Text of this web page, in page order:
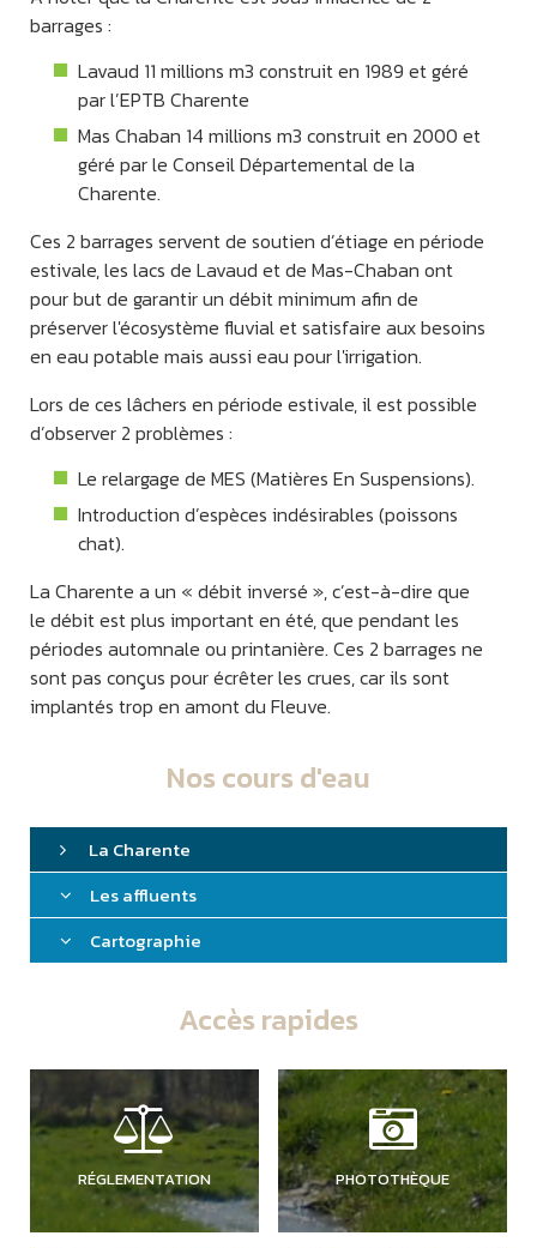
barrages :
Lavaud 11 millions m3 construit en 1989 et géré
par l’EPTB Charente
Mas Chaban 14 millions m3 construit en 2000 et
géré par le Conseil Départemental de la
Charente.
Ces 2 barrages servent de soutien d’étiage en période
estivale, les lacs de Lavaud et de Mas-Chaban ont
pour but de garantir un débit minimum afin de
préserver l'écosystème fluvial et satisfaire aux besoins
en eau potable mais aussi eau pour l'irrigation.
Lors de ces lâchers en période estivale, il est possible
d’observer 2 problèmes :
Le relargage de MES (Matières En Suspensions).
Introduction d’espèces indésirables (poissons
chat).
La Charente a un « débit inversé », c’est-à-dire que
le débit est plus important en été, que pendant les
périodes automnale ou printanière. Ces 2 barrages ne
sont pas conçus pour écrêter les crues, car ils sont
implantés trop en amont du Fleuve.
Nos cours d'eau
La Charente
Les affluents
Cartographie
Accès rapides
RÉGLEMENTATION PHOTOTHÈQUE